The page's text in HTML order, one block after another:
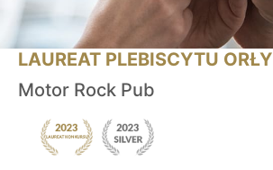
LAUREAT PLEBISCYTU ORŁY
Motor Rock Pub